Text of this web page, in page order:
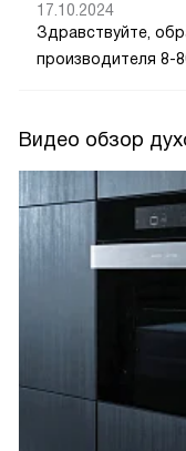
17.10.2024
Здравствуйте,
производителя 8-
Видео обзор